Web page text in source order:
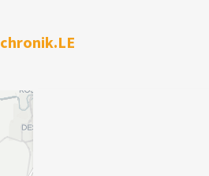
chronik.LE